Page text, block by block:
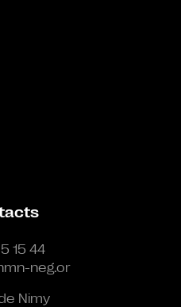
15 44
neg.or
Nimy